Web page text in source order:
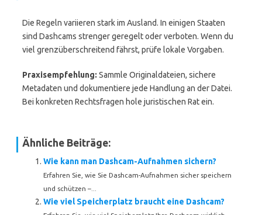
Die Regeln variieren stark im Ausland. In einigen Staaten
sind Dashcams strenger geregelt oder verboten. Wenn du
viel grenzüberschreitend fährst, prüfe lokale Vorgaben.
Praxisempfehlung: Sammle Originaldateien, sichere
Metadaten und dokumentiere jede Handlung an der Datei.
Bei konkreten Rechtsfragen hole juristischen Rat ein.
Ähnliche Beiträge:
Wie kann man Dashcam-Aufnahmen sichern?
Erfahren Sie, wie Sie Dashcam-Aufnahmen sicher speichern
und schützen –...
Wie viel Speicherplatz braucht eine Dashcam?